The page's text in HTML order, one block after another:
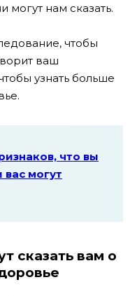
могут нам сказать.
чтобы
ваш
узнать больше
что вы
вас могут
сказать вам о